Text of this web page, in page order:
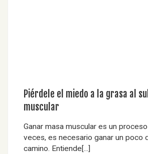
Piérdele el miedo a la grasa al
muscular
Ganar masa muscular es un
veces, es necesario ganar un poco
camino. Entiende[...]